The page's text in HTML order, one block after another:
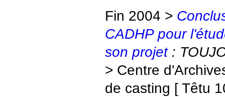
Fin 2004 >
CADHP pour
son projet:
> Centre
de casting [ Têtu